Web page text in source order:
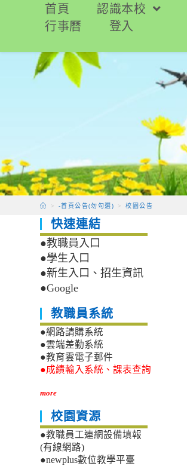
要
首頁 認識本校
行事曆
登入
> -首頁公告(勿勾選) > 校園公告
快速連結
●教職員入口
●學生入口
●新生入口、招生資訊
●Google
教職員系統
●網路請購系統
●雲端差勤系統
●教育雲電子郵件
●成績輸入系統、課表查詢
more
校園資源
●教職員工連網設備填報
(有線網路)
●newplus數位教學平臺